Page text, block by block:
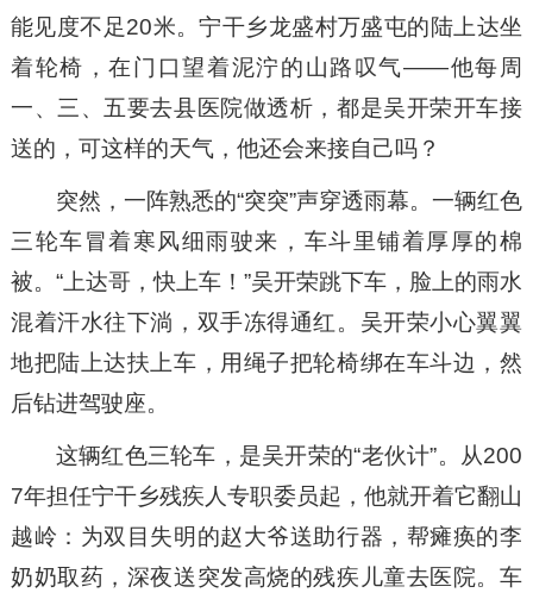
能见度不足20米。宁干乡龙盛村万盛屯的陆上达坐
着轮椅，在门口望着泥泞的山路叹气——他每周
一、三、五要去县医院做透析，都是吴开荣开车接
送的，可这样的天气，他还会来接自己吗？
突然，一阵熟悉的“突突”声穿透雨幕。一辆红色
三轮车冒着寒风细雨驶来，车斗里铺着厚厚的棉
被。“上达哥，快上车！”吴开荣跳下车，脸上的雨水
混着汗水往下淌，双手冻得通红。吴开荣小心翼翼
地把陆上达扶上车，用绳子把轮椅绑在车斗边，然
后钻进驾驶座。
这辆红色三轮车，是吴开荣的“老伙计”。从200
7年担任宁干乡残疾人专职委员起，他就开着它翻山
越岭：为双目失明的赵大爷送助行器，帮瘫痪的李
奶奶取药，深夜送突发高烧的残疾儿童去医院。车